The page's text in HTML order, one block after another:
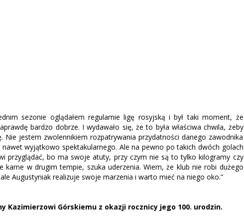
sezonie oglądałem regularnie ligę rosyjską i był taki moment, że
bardzo dobrze. I wydawało się, że to była właściwa chwila, żeby
Nie jestem zwolennikiem rozpatrywania przydatności danego zawodnika
wyjątkowo spektakularnego. Ale na pewno po takich dwóch golach
przyglądać, bo ma swoje atuty, przy czym nie są to tylko kilogramy czy
w drugim tempie, szuka uderzenia. Wiem, że klub nie robi dużego
Augustyniak realizuje swoje marzenia i warto mieć na niego oko.”
Kazimierzowi Górskiemu z okazji rocznicy jego 100. urodzin.